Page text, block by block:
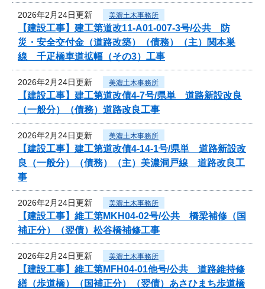
2026年2月24日更新 美濃土木事務所
【建設工事】建工第道改11-A01-007-3号/公共 防
災・安全交付金（道路改築）（債務）（主）関本巣
線 千疋橋車道拡幅（その3）工事
2026年2月24日更新 美濃土木事務所
【建設工事】建工第道改債4-7号/県単 道路新設改良
（一般分）（債務）道路改良工事
2026年2月24日更新 美濃土木事務所
【建設工事】建工第道改債4-14-1号/県単 道路新設改
良（一般分）（債務）（主）美濃洞戸線 道路改良工
事
2026年2月24日更新 美濃土木事務所
【建設工事】維工第MKH04-02号/公共 橋梁補修（国
補正分）（翌債）松谷橋補修工事
2026年2月24日更新 美濃土木事務所
【建設工事】維工第MFH04-01他号/公共 道路維持修
繕（歩道橋）（国補正分）（翌債）あさひまち歩道橋